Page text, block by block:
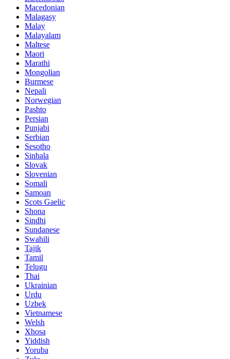
Macedonian
Malagasy
Malay
Malayalam
Maltese
Maori
Marathi
Mongolian
Burmese
Nepali
Norwegian
Pashto
Persian
Punjabi
Serbian
Sesotho
Sinhala
Slovak
Slovenian
Somali
Samoan
Scots Gaelic
Shona
Sindhi
Sundanese
Swahili
Tajik
Tamil
Telugu
Thai
Ukrainian
Urdu
Uzbek
Vietnamese
Welsh
Xhosa
Yiddish
Yoruba